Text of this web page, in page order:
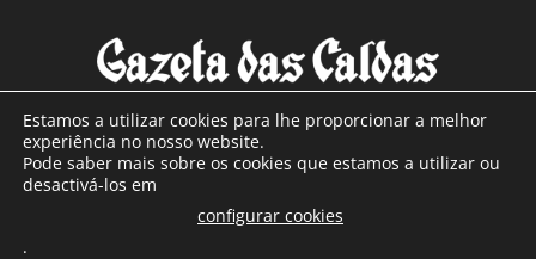
SOBRE NÓS
Com sede nas Caldas da Rainha e mais de 90 anos de
Estamos a utilizar cookies para lhe proporcionar a melhor
experiência no nosso website.
Pode saber mais sobre os cookies que estamos a utilizar ou
desactivá-los em
configurar cookies
.